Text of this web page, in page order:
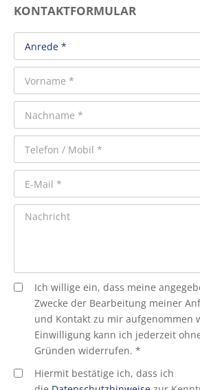
KONTAKTFORMULAR
Ich willige ein, dass meine
Zwecke der Bearbeitung meiner
und Kontakt zu mir aufgenommen
Einwilligung kann ich jederzeit
Gründen widerrufen. *
Hiermit bestätige ich, dass ich